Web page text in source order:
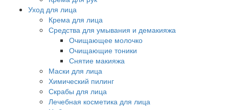
Уход для лица
Крема для лица
Средства для умывания и демакияжа
Очищающее молочко
Очищающие тоники
Снятие макияжа
Маски для лица
Химический пилинг
Скрабы для лица
Лечебная косметика для лица